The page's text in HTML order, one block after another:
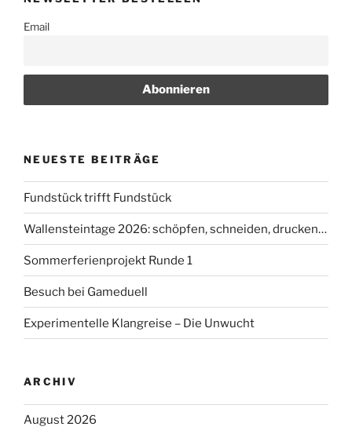
Email
NEUESTE BEITRÄGE
Fundstück trifft Fundstück
Wallensteintage 2026: schöpfen, schneiden, drucken…
Sommerferienprojekt Runde 1
Besuch bei Gameduell
Experimentelle Klangreise – Die Unwucht
ARCHIV
August 2026